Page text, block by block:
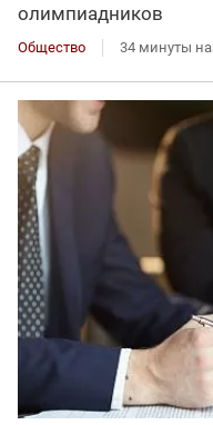
олимпиадников
Общество 34 минуты